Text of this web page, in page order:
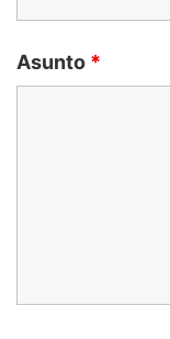
Asunto *